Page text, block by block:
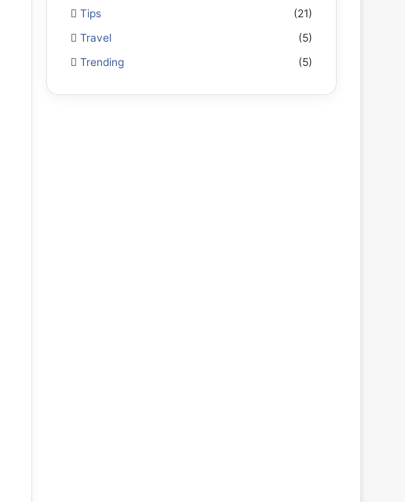
Tips
(21)
Travel
(5)
Trending
(5)